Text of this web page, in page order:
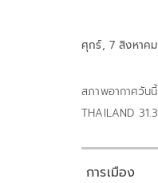
ศุกร์, 7 สิงหาค
สภาพอากาศวันนี้
THAILAND
การเมือง